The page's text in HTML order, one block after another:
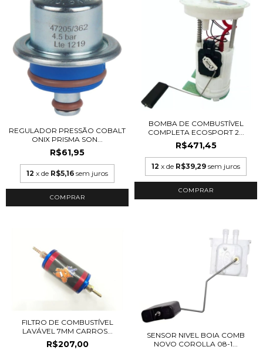
REGULADOR PRESSÃO COBALT
ONIX PRISMA SON...
R$61,95
12 x de R$5,16 sem juros
BOMBA DE COMBUSTÍVEL
COMPLETA ECOSPORT 2...
R$471,45
12 x de R$39,29 sem juros
FILTRO DE COMBUSTÍVEL
LAVÁVEL 7MM CARROS...
R$207,00
SENSOR NIVEL BOIA COMB
NOVO COROLLA 08-1...